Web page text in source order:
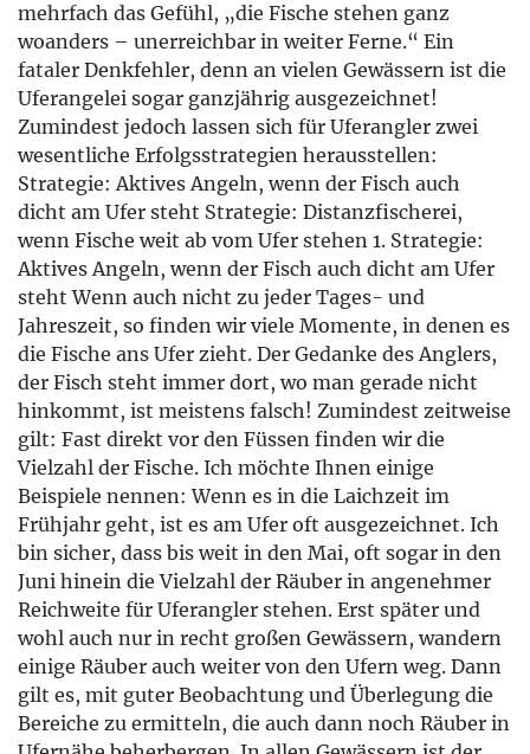
mehrfach das Gefühl, „die Fische stehen ganz
woanders – unerreichbar in weiter Ferne.“ Ein
fataler Denkfehler, denn an vielen Gewässern ist die
Uferangelei sogar ganzjährig ausgezeichnet!
Zumindest jedoch lassen sich für Uferangler zwei
wesentliche Erfolgsstrategien herausstellen:
Strategie: Aktives Angeln, wenn der Fisch auch
dicht am Ufer steht Strategie: Distanzfischerei,
wenn Fische weit ab vom Ufer stehen 1. Strategie:
Aktives Angeln, wenn der Fisch auch dicht am Ufer
steht Wenn auch nicht zu jeder Tages- und
Jahreszeit, so finden wir viele Momente, in denen es
die Fische ans Ufer zieht. Der Gedanke des Anglers,
der Fisch steht immer dort, wo man gerade nicht
hinkommt, ist meistens falsch! Zumindest zeitweise
gilt: Fast direkt vor den Füssen finden wir die
Vielzahl der Fische. Ich möchte Ihnen einige
Beispiele nennen: Wenn es in die Laichzeit im
Frühjahr geht, ist es am Ufer oft ausgezeichnet. Ich
bin sicher, dass bis weit in den Mai, oft sogar in den
Juni hinein die Vielzahl der Räuber in angenehmer
Reichweite für Uferangler stehen. Erst später und
wohl auch nur in recht großen Gewässern, wandern
einige Räuber auch weiter von den Ufern weg. Dann
gilt es, mit guter Beobachtung und Überlegung die
Bereiche zu ermitteln, die auch dann noch Räuber in